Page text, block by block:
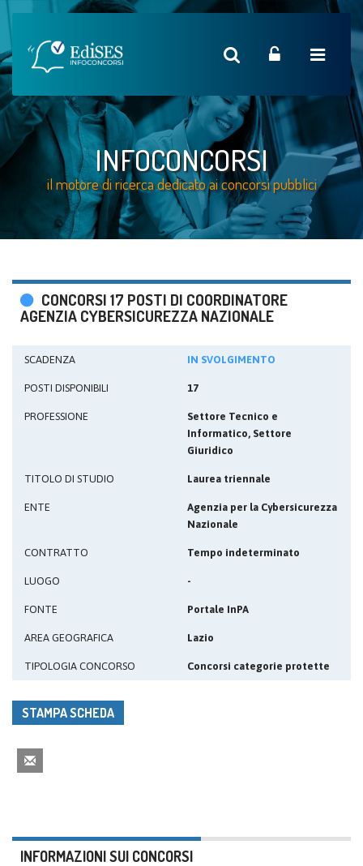
INFOCONCORSI
il motore di ricerca dedicato ai concorsi pubblici
CONCORSI 17 POSTI DI COORDINATORE
AGENZIA CYBERSICUREZZA NAZIONALE
SCADENZA IN SVOLGIMENTO
POSTI DISPONIBILI 17
PROFESSIONE
Settore Tecnico e
Informatico, Settore
Giuridico
TITOLO DI STUDIO Laurea triennale
ENTE
Agenzia per la Cybersicurezza
Nazionale
CONTRATTO Tempo indeterminato
LUOGO -
FONTE Portale InPA
AREA GEOGRAFICA Lazio
TIPOLOGIA CONCORSO Concorsi categorie protette
STAMPA SCHEDA
INFORMAZIONI SUI CONCORSI